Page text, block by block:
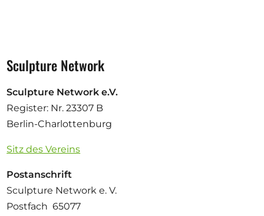
Sculpture Network
Sculpture Network e.V.
Register: Nr. 23307 B
Berlin-Charlottenburg
Sitz des Vereins
Postanschrift
Sculpture Network e. V.
Postfach 65077